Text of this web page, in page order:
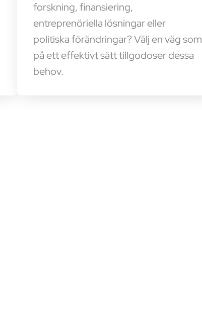
forskning, finansiering,
entreprenöriella lösningar eller
politiska förändringar? Välj en väg som
på ett effektivt sätt tillgodoser dessa
behov.